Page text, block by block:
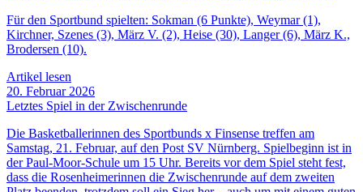
Für den Sportbund spielten: Sokman (6 Punkte), Weymar (1),
Kirchner, Szenes (3), März V. (2), Heise (30), Langer (6), März K.,
Brodersen (10).
Artikel lesen
20. Februar 2026
Letztes Spiel in der Zwischenrunde
Die Basketballerinnen des Sportbunds x Finsense treffen am
Samstag, 21. Februar, auf den Post SV Nürnberg. Spielbeginn ist in
der Paul-Moor-Schule um 15 Uhr. Bereits vor dem Spiel steht fest,
dass die Rosenheimerinnen die Zwischenrunde auf dem zweiten